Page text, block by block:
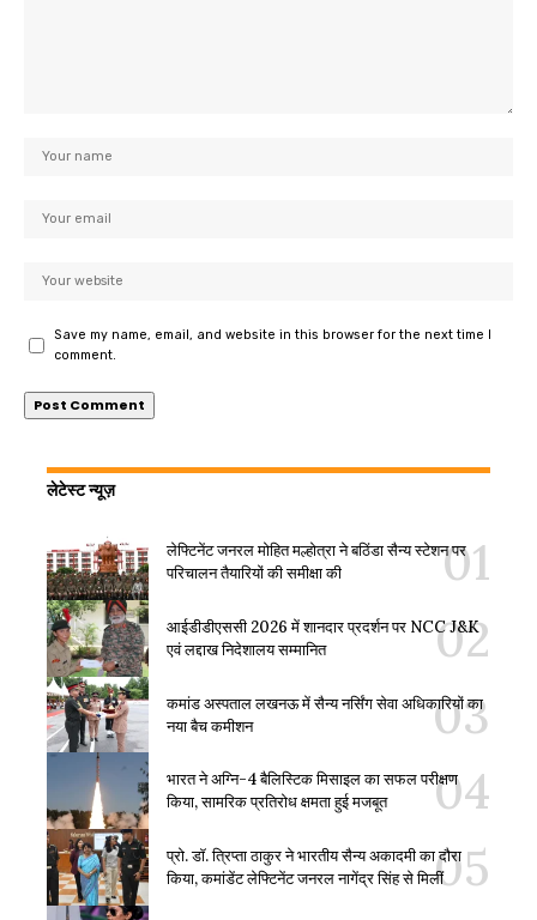
Save my name, email, and website in this browser for the next time I
comment.
लेटेस्ट न्यूज़
लेफ्टिनेंट जनरल मोहित मल्होत्रा ने बठिंडा सैन्य स्टेशन पर
परिचालन तैयारियों की समीक्षा की
आईडीडीएससी 2026 में शानदार प्रदर्शन पर NCC J&K
एवं लद्दाख निदेशालय सम्मानित
कमांड अस्पताल लखनऊ में सैन्य नर्सिंग सेवा अधिकारियों का
नया बैच कमीशन
भारत ने अग्नि-4 बैलिस्टिक मिसाइल का सफल परीक्षण
किया, सामरिक प्रतिरोध क्षमता हुई मजबूत
प्रो. डॉ. त्रिप्ता ठाकुर ने भारतीय सैन्य अकादमी का दौरा
किया, कमांडेंट लेफ्टिनेंट जनरल नागेंद्र सिंह से मिलीं